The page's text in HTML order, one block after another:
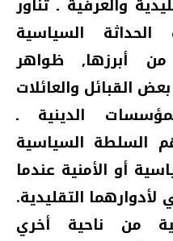
السياسية
من أبرزها‏,‏ ظواهر
القبائل والعائلات
الدينية ـ
السلطة السياسية
أو الأمنية عندما
التقليدية‏.‏
من ناحية أخري